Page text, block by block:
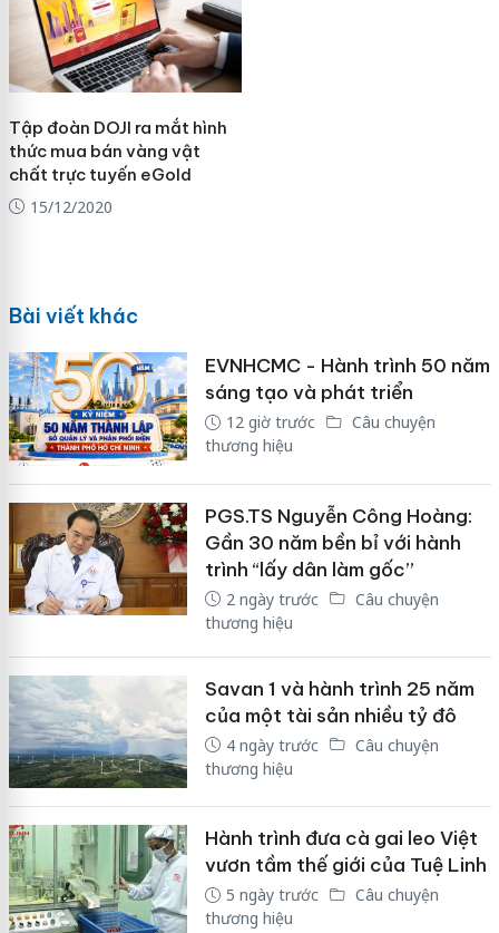
Tập đoàn DOJI ra mắt hình
thức mua bán vàng vật
chất trực tuyến eGold
15/12/2020
Bài viết khác
EVNHCMC - Hành trình 50 năm
sáng tạo và phát triển
12 giờ trước
Câu chuyện
thương hiệu
PGS.TS Nguyễn Công Hoàng:
Gần 30 năm bền bỉ với hành
trình “lấy dân làm gốc”
2 ngày trước
Câu chuyện
thương hiệu
Savan 1 và hành trình 25 năm
của một tài sản nhiều tỷ đô
4 ngày trước
Câu chuyện
thương hiệu
Hành trình đưa cà gai leo Việt
vươn tầm thế giới của Tuệ Linh
5 ngày trước
Câu chuyện
thương hiệu